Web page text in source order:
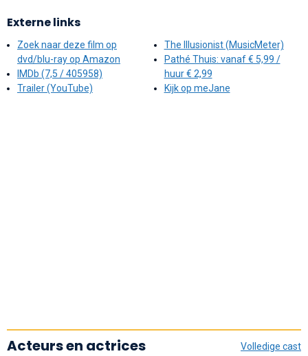
Externe links
Zoek naar deze film op
dvd/blu-ray op Amazon
IMDb (7,5 / 405958)
Trailer (YouTube)
The Illusionist (MusicMeter)
Pathé Thuis: vanaf € 5,99 /
huur € 2,99
Kijk op meJane
Volledige cast
Acteurs en actrices